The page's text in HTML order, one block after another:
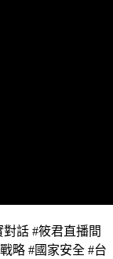
話 #筱君直播間
略 #國家安全 #台